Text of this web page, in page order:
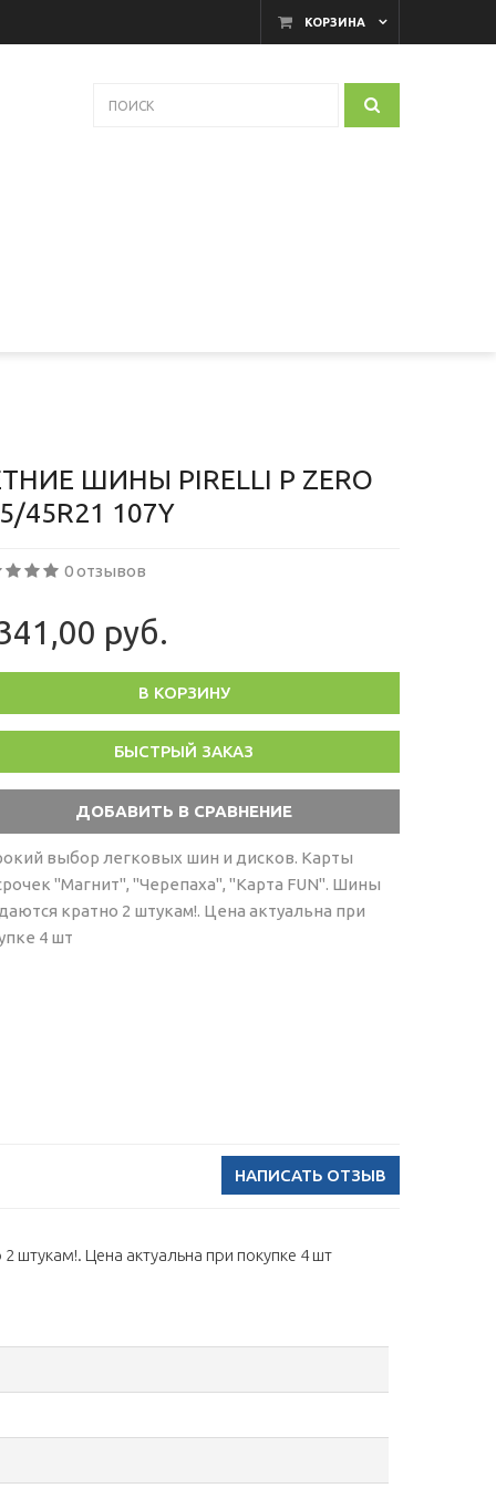
КОРЗИНА
ШИНЫ PIRELLI P ZERO
45R21 107Y
0 отзывов
руб.
В КОРЗИНУ
БЫСТРЫЙ ЗАКАЗ
выбор легковых шин и дисков. Карты
"Магнит", "Черепаха", "Карта FUN". Шины
кратно 2 штукам!. Цена актуальна при
4 шт
НАПИСАТЬ ОТЗЫВ
штукам!. Цена актуальна при покупке 4 шт